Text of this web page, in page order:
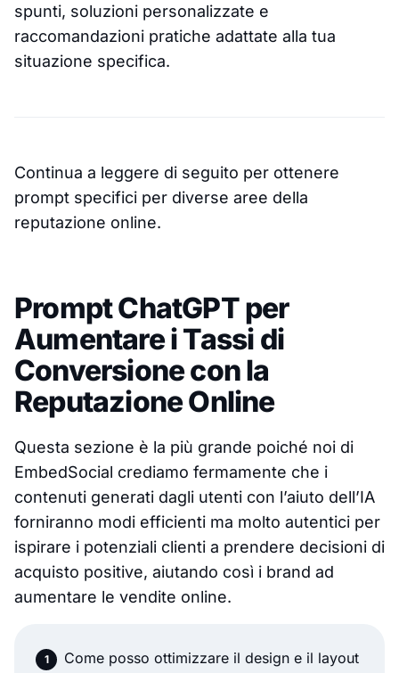
spunti, soluzioni personalizzate e
raccomandazioni pratiche adattate alla tua
situazione specifica.
Continua a leggere di seguito per ottenere
prompt specifici per diverse aree della
reputazione online.
Prompt ChatGPT per
Aumentare i Tassi di
Conversione con la
Reputazione Online
Questa sezione è la più grande poiché noi di
EmbedSocial crediamo fermamente che i
contenuti generati dagli utenti con l’aiuto dell’IA
forniranno modi efficienti ma molto autentici per
ispirare i potenziali clienti a prendere decisioni di
acquisto positive, aiutando così i brand ad
aumentare le vendite online.
Come posso ottimizzare il design e il layout